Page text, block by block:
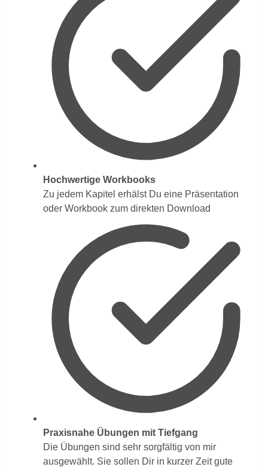
Hochwertige Workbooks
Zu jedem Kapitel erhälst Du eine Präsentation
oder Workbook zum direkten Download
Praxisnahe Übungen mit Tiefgang
Die Übungen sind sehr sorgfältig von mir
ausgewählt. Sie sollen Dir in kurzer Zeit gute